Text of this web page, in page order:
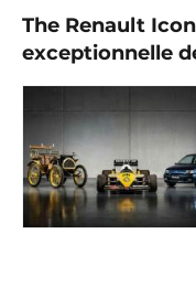
The Renault
exceptionnelle